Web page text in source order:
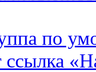
по
ссылка